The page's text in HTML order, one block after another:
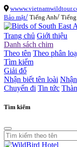
Bảo mật/ Tiếng Anh/
Trang chủ Giới thiệu
Danh sách chim
Theo tên Theo phân
Tìm kiếm
Giải đố
Nhận biết tên loài
Chuyến đi Tin tức
Tìm kiếm